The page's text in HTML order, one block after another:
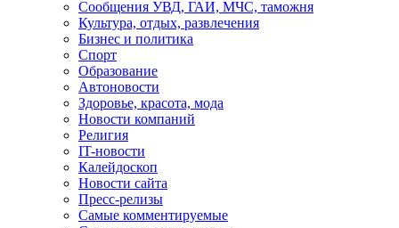
Сообщения УВД, ГАИ, МЧС, таможня
Культура, отдых, развлечения
Бизнес и политика
Спорт
Образование
Автоновости
Здоровье, красота, мода
Новости компаний
Религия
IT-новости
Калейдоскоп
Новости сайта
Пресс-релизы
Самые комментируемые